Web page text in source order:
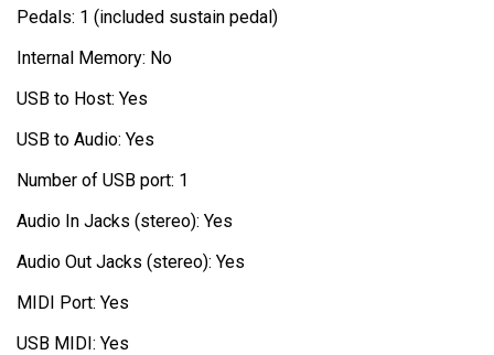
Pedals: 1 (included sustain pedal)
Internal Memory: No
USB to Host: Yes
USB to Audio: Yes
Number of USB port: 1
Audio In Jacks (stereo): Yes
Audio Out Jacks (stereo): Yes
MIDI Port: Yes
USB MIDI: Yes